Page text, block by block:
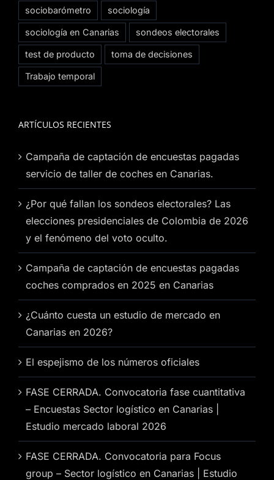
sociobarómetro sociología
sociología en Canarias sondeos electorales
test de producto toma de decisiones
Trabajo temporal
ARTÍCULOS RECIENTES
Campaña de captación de encuestas pagadas
servicio de taller de coches en Canarias.
¿Por qué fallan los sondeos electorales? Las
elecciones presidenciales de Colombia de 2026
y el fenómeno del voto oculto.
Campaña de captación de encuestas pagadas
coches comprados en 2025 en Canarias
¿Cuánto cuesta un estudio de mercado en
Canarias en 2026?
El espejismo de los números oficiales
FASE CERRADA. Convocatoria fase cuantitativa
– Encuestas Sector logístico en Canarias |
Estudio mercado laboral 2026
FASE CERRADA. Convocatoria para Focus
group – Sector logístico en Canarias | Estudio